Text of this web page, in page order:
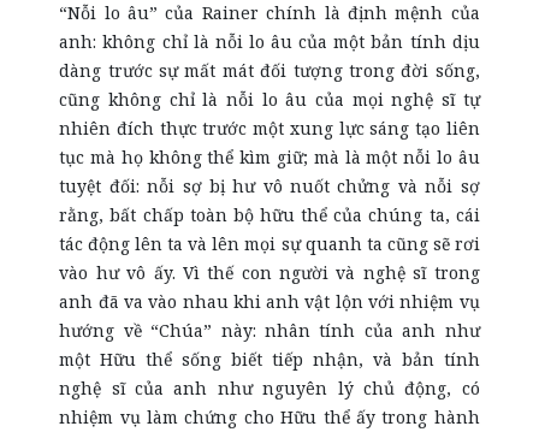
“Nỗi lo âu” của Rainer chính là định mệnh của
anh: không chỉ là nỗi lo âu của một bản tính dịu
dàng trước sự mất mát đối tượng trong đời sống,
cũng không chỉ là nỗi lo âu của mọi nghệ sĩ tự
nhiên đích thực trước một xung lực sáng tạo liên
tục mà họ không thể kìm giữ; mà là một nỗi lo âu
tuyệt đối: nỗi sợ bị hư vô nuốt chửng và nỗi sợ
rằng, bất chấp toàn bộ hữu thể của chúng ta, cái
tác động lên ta và lên mọi sự quanh ta cũng sẽ rơi
vào hư vô ấy. Vì thế con người và nghệ sĩ trong
anh đã va vào nhau khi anh vật lộn với nhiệm vụ
hướng về “Chúa” này: nhân tính của anh như
một Hữu thể sống biết tiếp nhận, và bản tính
nghệ sĩ của anh như nguyên lý chủ động, có
nhiệm vụ làm chứng cho Hữu thể ấy trong hành